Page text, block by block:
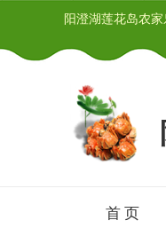
阳澄湖莲花岛农
首 页